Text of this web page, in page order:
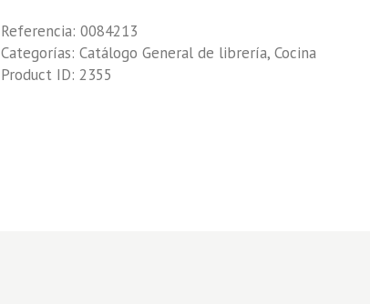
EL
cantidad
Referencia: 0084213
Categorías: Catálogo General de librería, Cocina
Product ID: 2355